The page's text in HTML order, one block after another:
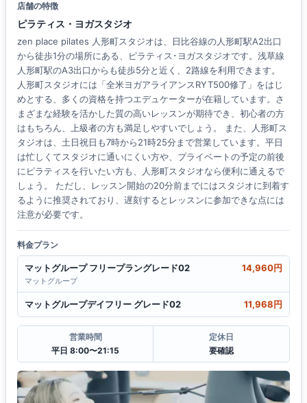
店舗の特徴
ピラティス・ヨガスタジオ
zen place pilates 人形町スタジオは、日比谷線の人形町駅A2出口
から徒歩1分の場所にある、ピラティス･ヨガスタジオです。浅草線
人形町駅のA3出口からも徒歩5分と近く、2路線を利用できます。
人形町スタジオには「全米ヨガアライアンスRYT500修了」をはじ
めとする、多くの資格を持つエデュケーターが在籍しています。さ
まざまな経験を活かした質の高いレッスンが期待でき、初心者の方
はもちろん、上級者の方も満足しやすいでしょう。 また、人形町ス
タジオは、土日祝日も7時から21時25分まで営業しています。平日
は忙しくてスタジオに通いにくい方や、プライベートの予定の前後
にピラティスを行いたい方も、人形町スタジオなら便利に通えるで
しょう。 ただし、レッスン開始の20分前までにはスタジオに到着す
るように推奨されており、遅刻するとレッスンに参加できな点には
注意が必要です。
料金プラン
マットグループ フリープラングレード02 14,960円
マットグループ
マットグループデイフリー グレード02 11,968円
営業時間
平日 8:00〜21:15
定休日
要確認